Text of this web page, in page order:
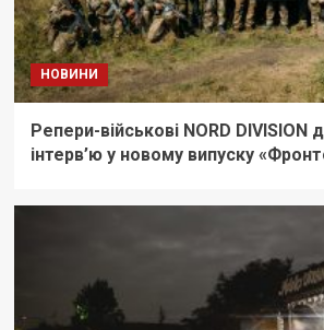
НОВИНИ
Репери-військові NORD DIVISION
інтерв’ю у новому випуску